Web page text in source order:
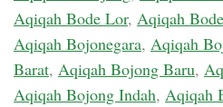
Aqiqah Bode Lor, Aqiqah
Aqiqah Bojonegara, Aqiqah
Barat, Aqiqah Bojong Baru,
Aqiqah Bojong Indah, Aqiqah